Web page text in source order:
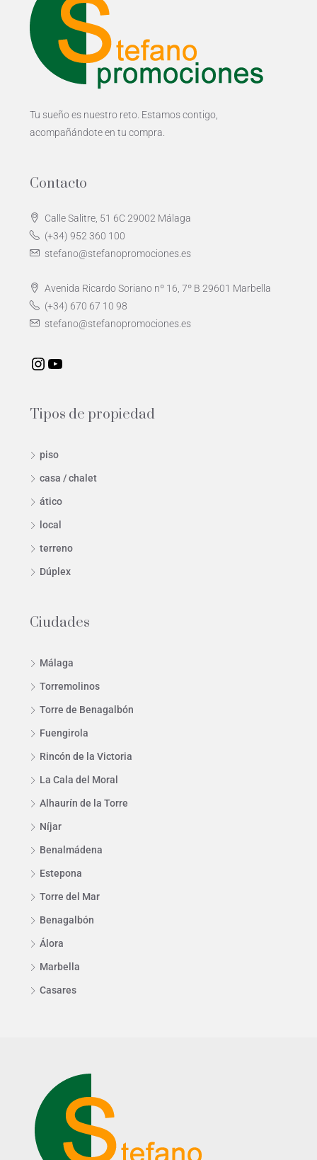
Tu sueño es nuestro reto. Estamos contigo,
acompañándote en tu compra.
Contacto
Calle Salitre, 51 6C 29002 Málaga
(+34) 952 360 100
stefano@stefanopromociones.es
Avenida Ricardo Soriano nº 16, 7º B 29601 Marbella
(+34) 670 67 10 98
stefano@stefanopromociones.es
Tipos de propiedad
piso
casa / chalet
ático
local
terreno
Dúplex
Ciudades
Málaga
Torremolinos
Torre de Benagalbón
Fuengirola
Rincón de la Victoria
La Cala del Moral
Alhaurín de la Torre
Níjar
Benalmádena
Estepona
Torre del Mar
Benagalbón
Álora
Marbella
Casares